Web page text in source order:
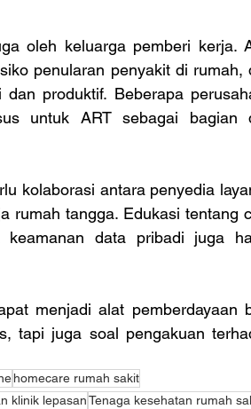
oleh keluarga pemberi kerja.
penularan penyakit di rumah,
produktif. Beberapa
untuk ART sebagai bagian
kolaborasi antara penyedia
rumah tangga. Edukasi tentang
keamanan data pribadi juga
menjadi alat pemberdayaan
tapi juga soal pengakuan
homecare rumah sakit
klinik lepasanTenaga kesehatan rumah